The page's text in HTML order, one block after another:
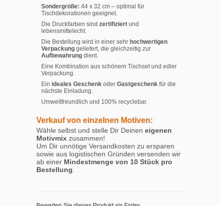
Sondergröße: 44 x 32 cm – optimal für
Tischdekorationen geeignet.
Die Druckfarben sind zertifiziert und
lebensmittelecht.
Die Bestellung wird in einer sehr hochwertigen
Verpackung geliefert, die gleichzeitig zur
Aufbewahrung dient.
Eine Kombination aus schönem Tischset und edler
Verpackung.
Ein ideales Geschenk oder Gastgeschenk für die
nächste Einladung.
Umweltfreundlich und 100% recyclebar.
Verkauf von einzelnen Motiven:
Wähle selbst und stelle Dir Deinen eigenen
Motivmix zusammen!
Um Dir unnötige Versandkosten zu ersparen
sowie aus logistischen Gründen versenden wir
ab einer Mindestmenge von 10 Stück pro
Bestellung.